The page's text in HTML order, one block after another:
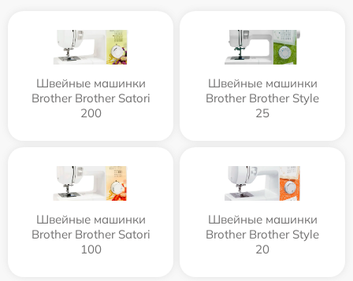
Швейные машинки
Brother Brother Satori
200
Швейные машинки
Brother Brother Style
25
Швейные машинки
Brother Brother Satori
100
Швейные машинки
Brother Brother Style
20